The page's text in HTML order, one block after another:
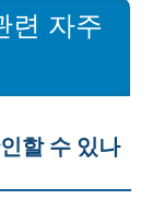
련 자주
할 수 있나